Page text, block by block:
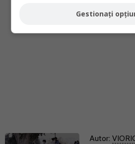
Autor:
Gestionați